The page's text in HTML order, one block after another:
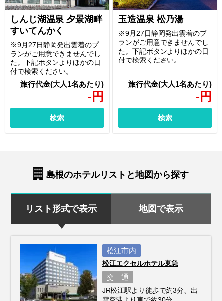
しんじ湖温泉 夕景湖畔
すいてんかく
- 円
※9月27日静岡発出雲着のプ
ランがご用意できませんでし
た。下記ボタンよりほかの日
付で検索ください。
検索
玉造温泉 松乃湯
- 円
※9月27日静岡発出雲着のプ
ランがご用意できませんでし
た。下記ボタンよりほかの日
付で検索ください。
検索
島根のホテルリストと地図から探す
リスト形式で表示 地図で表示
松江市内
松江エクセルホテル東急
交 通
JR松江駅より徒歩で約3分、出